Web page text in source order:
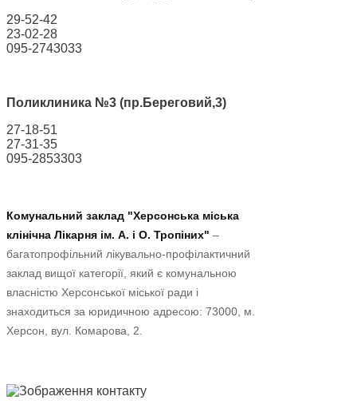
29-52-42
23-02-28
095-2743033
Поликлиника №3 (пр.Береговий,3)
27-18-51
27-31-35
095-2853303
Комунальний заклад "Херсонська міська
клінічна Лікарня ім. А. і О. Тропіних" –
багатопрофільний лікувально-профілактичний
заклад вищої категорії, який є комунальною
власністю Херсонської міської ради і
знаходиться за юридичною адресою: 73000, м.
Херсон, вул. Комарова, 2.